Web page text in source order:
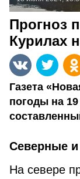
Прогноз
Курилах
Газета
погоды на
Северные
На севере